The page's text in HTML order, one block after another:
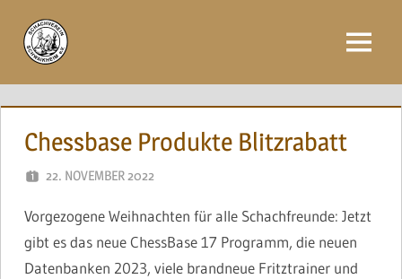
Inhalt
springen
Menü
Chessbase Produkte Blitzrabatt
22. NOVEMBER 2022
Vorgezogene Weihnachten für alle Schachfreunde: Jetzt
gibt es das neue ChessBase 17 Programm, die neuen
Datenbanken 2023, viele brandneue Fritztrainer und